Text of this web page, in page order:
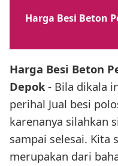
Harga Besi Beton
Harga Besi Beton
Depok - Bila dikala
perihal Jual besi
karenanya silahkan
sampai selesai. Kita
merupakan dari